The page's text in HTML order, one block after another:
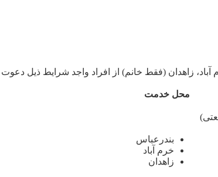
زاهدان (فقط خانم) از افراد واجد شرایط ذیل
محل خدمت
بندرعباس
خرم آباد
زاهدان